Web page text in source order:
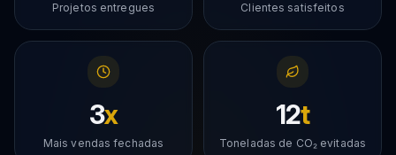
Projetos entregues Clientes satisfeitos
3x
Mais vendas fechadas
12t
Toneladas de CO₂ evitadas